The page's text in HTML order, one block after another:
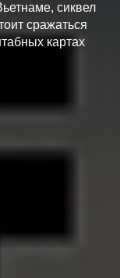
сиквел
сражаться
картах